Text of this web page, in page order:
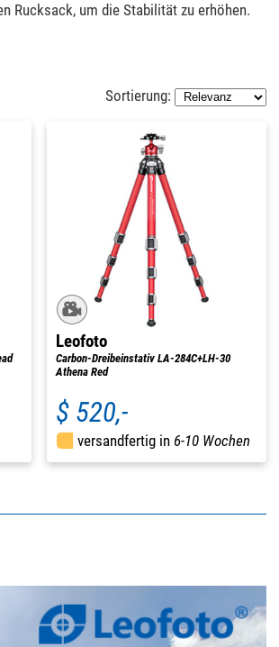
Rucksack, um die Stabilität zu erhöhen.
Sortierung:
Leofoto
Carbon-Dreibeinstativ LA-284C+LH-30
Athena Red
$ 520,-
versandfertig in 6-10 Wochen